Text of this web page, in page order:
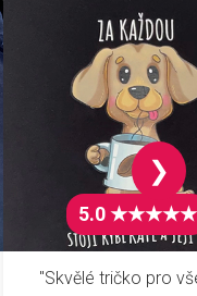
5.0 ★★★★★
"Skvělé tričko pro
❯